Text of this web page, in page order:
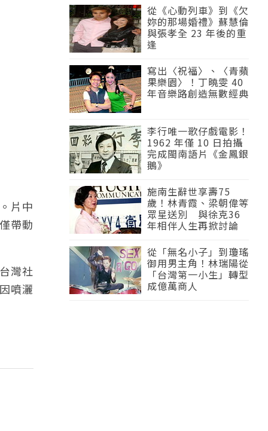
片中
帶動
灣社
噴灑
從《心動列車》到《欠
妳的那場婚禮》蘇慧倫
與張孝全 23 年後的重
逢
寫出〈祝福〉、〈青蘋
果樂園〉！丁曉雯 40
年音樂路創造無數經典
李行唯一歌仔戲電影！
1962 年僅 10 日拍攝
完成閩南語片《金鳳銀
鵝》
施南生辭世享壽75
歲！林青霞、梁朝偉等
眾星送別 與徐克36
年相伴人生再掀討論
從「無名小子」到瓊瑤
御用男主角！林瑞陽從
「台灣第一小生」轉型
成億萬商人